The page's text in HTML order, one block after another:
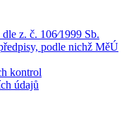
z. č. 106⁄1999 Sb.
podle nichž MěÚ
kontrol
údajů